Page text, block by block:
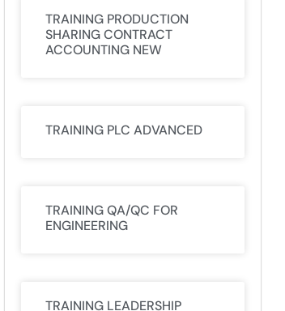
TRAINING PRODUCTION
SHARING CONTRACT
ACCOUNTING NEW
TRAINING PLC ADVANCED
TRAINING QA/QC FOR
ENGINEERING
TRAINING LEADERSHIP